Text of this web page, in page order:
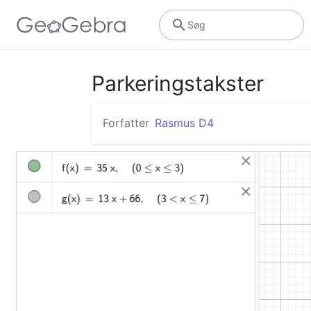
Søg
Parkeringstakster
Forfatter Rasmus D4